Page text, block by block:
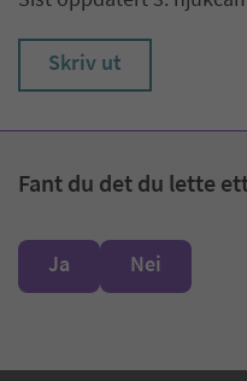
Skriv ut
Fant du det du lette
Ja Nei